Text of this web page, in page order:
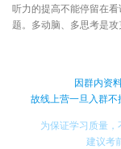
听力的提高不能停留在
题。多动脑、多思考是攻
因群内资
故线上营一旦入群不
为保证学习质量
建议考